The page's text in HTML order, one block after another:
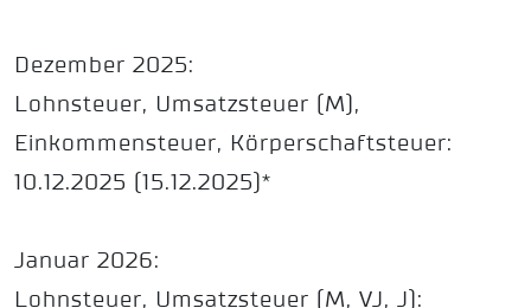
Dezember 2025:
Lohnsteuer, Umsatzsteuer (M),
Einkommensteuer, Körperschaftsteuer:
10.12.2025 (15.12.2025)*
Januar 2026:
Lohnsteuer, Umsatzsteuer (M, VJ, J):